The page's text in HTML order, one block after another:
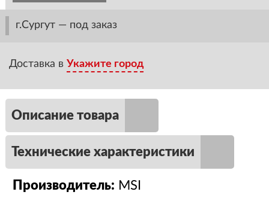
г.Сургут — под заказ
Доставка в Укажите город
Описание товара
Технические характеристики
Производитель: MSI